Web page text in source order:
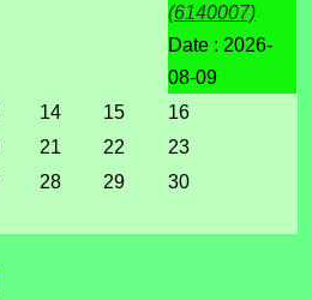
(6140007)
Date : 2026-
08-09
14 15
16
21 22
23
28 29
30